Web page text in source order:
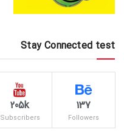
Stay Connected test
137
Followers
205k
Subscribers